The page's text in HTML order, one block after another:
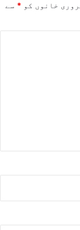
خانوں کو * سے